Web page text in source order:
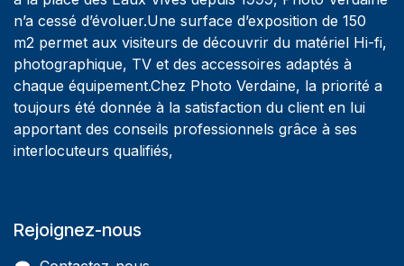
n’a cessé d’évoluer.Une surface d’exposition de 150
m2 permet aux visiteurs de découvrir du matériel Hi-fi,
photographique, TV et des accessoires adaptés à
chaque équipement.Chez Photo Verdaine, la priorité a
toujours été donnée à la satisfaction du client en lui
apportant des conseils professionnels grâce à ses
interlocuteurs qualifiés,
Rejoignez-nous